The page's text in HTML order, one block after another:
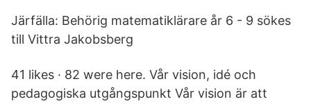
Järfälla: Behörig matematiklärare år 6 - 9 sökes
till Vittra Jakobsberg
41 likes · 82 were here. Vår vision, idé och
pedagogiska utgångspunkt Vår vision är att